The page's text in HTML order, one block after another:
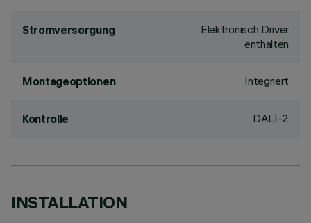
Stromversorgung
Elektronisch Driver
enthalten
Montageoptionen Integriert
Kontrolle DALI-2
INSTALLATION